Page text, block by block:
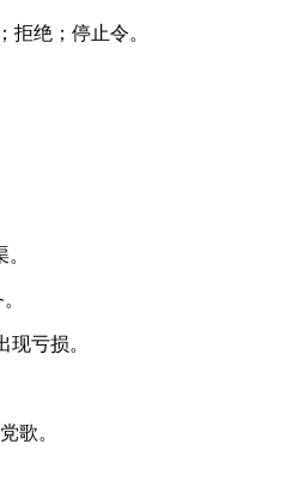
拒绝；停止令。
现亏损。
歌。